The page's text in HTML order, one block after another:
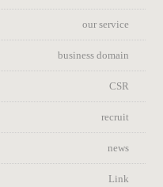
our service
business domain
CSR
recruit
news
Link